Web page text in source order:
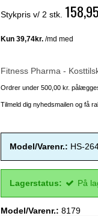
Stykpris v/ 2 stk.
Fitness Pharma -
Ordrer under 500,00 kr.
Tilmeld dig nyhedsmailen og få
Model/Varenr.: HS-
Lagerstatus: På
Model/Varenr.: 8179